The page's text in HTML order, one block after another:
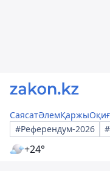
СаясатӘлемҚаржы
#Референдум-2026
+24°